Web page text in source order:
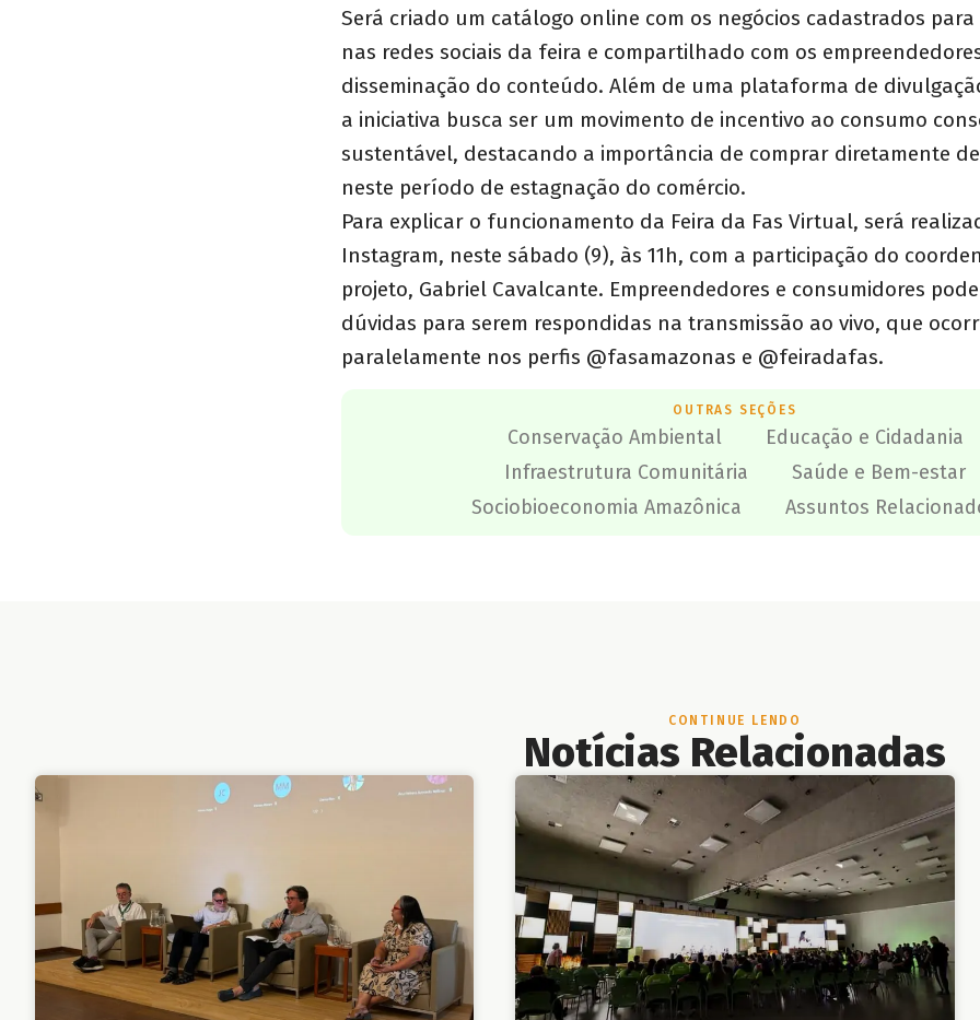
Será criado um catálogo online com os negócios cadastrados
nas redes sociais da feira e compartilhado com os
disseminação do conteúdo. Além de uma plataforma de
a iniciativa busca ser um movimento de incentivo ao consumo
sustentável, destacando a importância de comprar diretamente
neste período de estagnação do comércio.
Para explicar o funcionamento da Feira da Fas Virtual, será
Instagram, neste sábado (9), às 11h, com a participação do
projeto, Gabriel Cavalcante. Empreendedores e consumidores
dúvidas para serem respondidas na transmissão ao vivo, que
paralelamente nos perfis @fasamazonas e @feiradafas.
OUTRAS SEÇÕES
Conservação Ambiental
Educação e Cidadania
Infraestrutura Comunitária
Saúde e Bem-estar
Sociobioeconomia Amazônica
Assuntos
CONTINUE LENDO
Notícias Relacionadas